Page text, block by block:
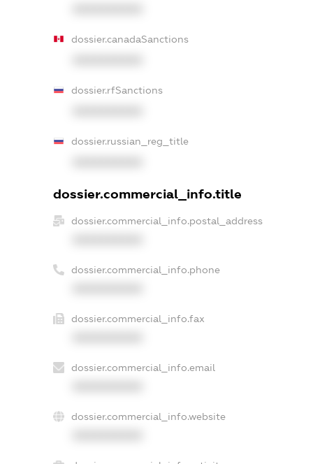
dossier.canadaSanctions
dossier.rfSanctions
dossier.russian_reg_title
dossier.commercial_info.title
dossier.commercial_info.postal_address
dossier.commercial_info.phone
dossier.commercial_info.fax
dossier.commercial_info.email
dossier.commercial_info.website